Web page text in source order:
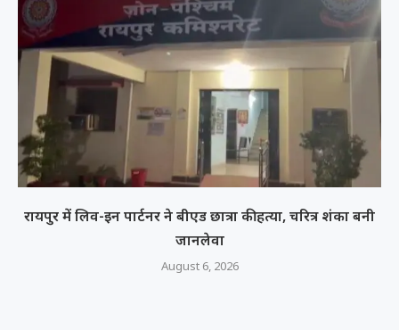
रायपुर में लिव-इन पार्टनर ने बीएड छात्रा की हत्या, चरित्र शंका बनी
जानलेवा
August 6, 2026